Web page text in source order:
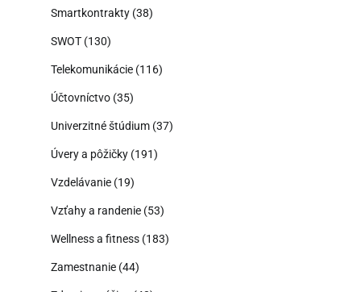
Smartkontrakty (38)
SWOT (130)
Telekomunikácie (116)
Účtovníctvo (35)
Univerzitné štúdium (37)
Úvery a pôžičky (191)
Vzdelávanie (19)
Vzťahy a randenie (53)
Wellness a fitness (183)
Zamestnanie (44)